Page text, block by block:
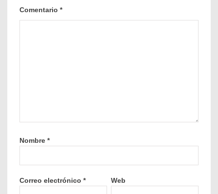
Comentario *
Nombre *
Correo electrónico * Web